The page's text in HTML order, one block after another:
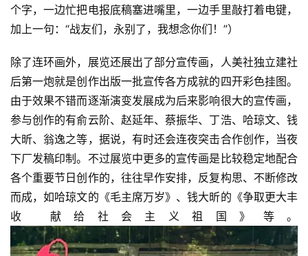
个字，一边忙把电报底稿塞进嘴里，一边手里敲打着电键，
加上一句：“战友们，永别了，我想念你们！”）
除了连环画外，展览还展出了部分宣传画，人美社独立建社
后第一炮就是创作出版一批宣传各方成就的四开彩色挂图。
由于效果不错而逐渐演变发展成为后来影响很大的宣传画，
参与创作的有俞云阶、赵延年、蔡振华、丁浩、哈琼文、钱
大昕、翁逸之等，据说，有时还会连夜突击合作创作，当夜
下厂发稿印制。不过展览中更多的宣传画是比较稳定地配合
各个重要节日创作的，往往早作安排，反复构思、不断修改
而成，如哈琼文的《毛主席万岁》、钱大昕的《争取更大丰
收 献给社会主义祖国》等。